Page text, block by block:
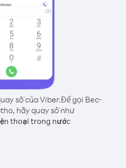
số của Viber.Để gọi Bec-
hãy quay số như
thoại trong nước